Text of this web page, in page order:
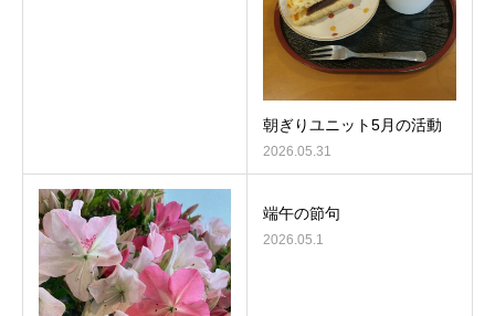
朝ぎりユニット5月の活動
2026.05.31
端午の節句
2026.05.1